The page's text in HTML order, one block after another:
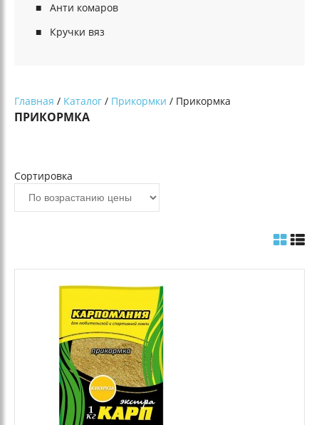
Анти комаров
Кручки вяз
Главная / Каталог / Прикормки / Прикормка
ПРИКОРМКА
Сортировка